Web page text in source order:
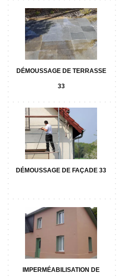
DÉMOUSSAGE DE TERRASSE
33
DÉMOUSSAGE DE FAÇADE 33
IMPERMÉABILISATION DE